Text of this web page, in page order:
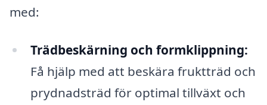
med:
Trädbeskärning och formklippning:
Få hjälp med att beskära fruktträd och
prydnadsträd för optimal tillväxt och